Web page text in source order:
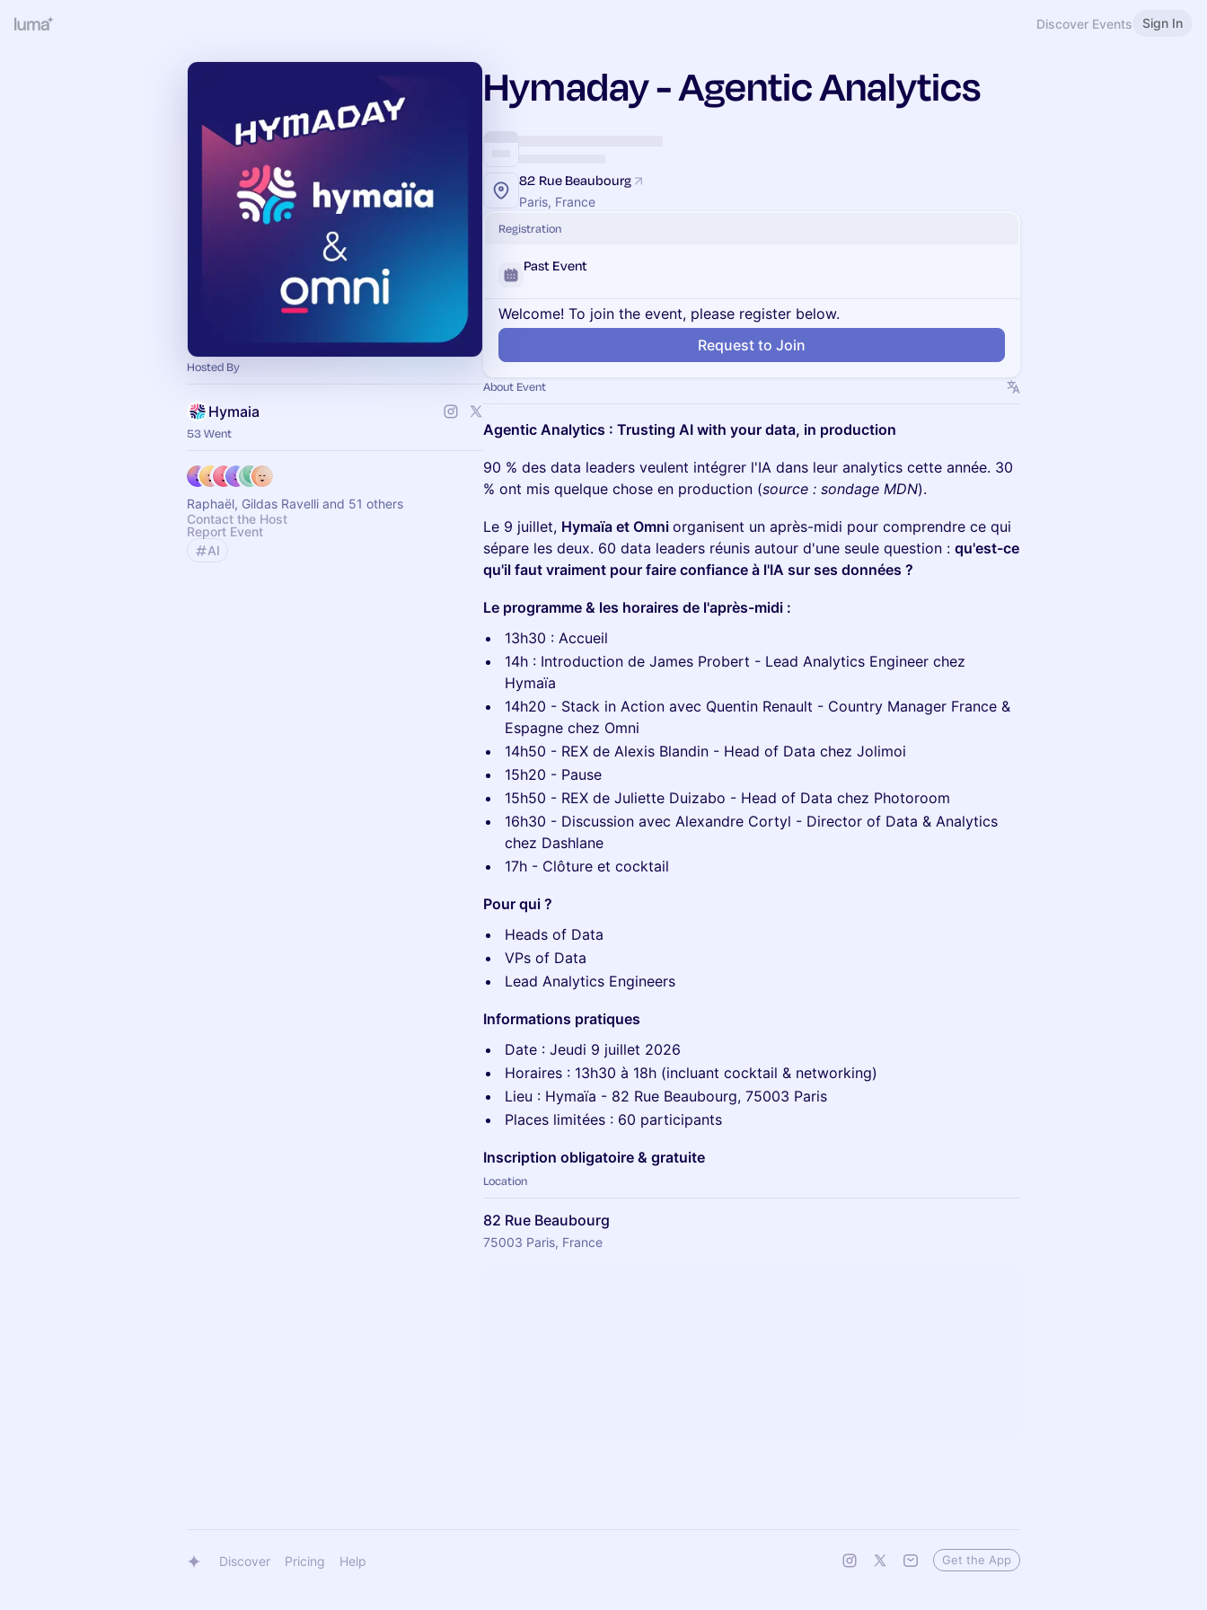
Discover Events Sign In
Hosted By
Hymaia
53 Went
Raphaël, Gildas Ravelli and 51 others
Contact the Host
Report Event
AI
Hymaday - Agentic Analytics
82 Rue Beaubourg
Paris, France
Registration
Past Event
Welcome! To join the event, please register below.
Request to Join
About Event
Agentic Analytics : Trusting AI with your data, in production
90 % des data leaders veulent intégrer l'IA dans leur analytics cette année. 30
% ont mis quelque chose en production (source : sondage MDN).
Le 9 juillet, Hymaïa et Omni organisent un après-midi pour comprendre ce qui
sépare les deux. 60 data leaders réunis autour d'une seule question : qu'est-ce
qu'il faut vraiment pour faire confiance à l'IA sur ses données ?
Le programme & les horaires de l'après-midi :
13h30 : Accueil
14h : Introduction de James Probert - Lead Analytics Engineer chez
Hymaïa
14h20 - Stack in Action avec Quentin Renault - Country Manager France &
Espagne chez Omni
14h50 - REX de Alexis Blandin - Head of Data chez Jolimoi
15h20 - Pause
15h50 - REX de Juliette Duizabo - Head of Data chez Photoroom
16h30 - Discussion avec Alexandre Cortyl - Director of Data & Analytics
chez Dashlane
17h - Clôture et cocktail
Pour qui ?
Heads of Data
VPs of Data
Lead Analytics Engineers
Informations pratiques
Date : Jeudi 9 juillet 2026
Horaires : 13h30 à 18h (incluant cocktail & networking)
Lieu : Hymaïa - 82 Rue Beaubourg, 75003 Paris
Places limitées : 60 participants
Inscription obligatoire & gratuite
Location
82 Rue Beaubourg
75003 Paris, France
Discover Pricing Help Get the App